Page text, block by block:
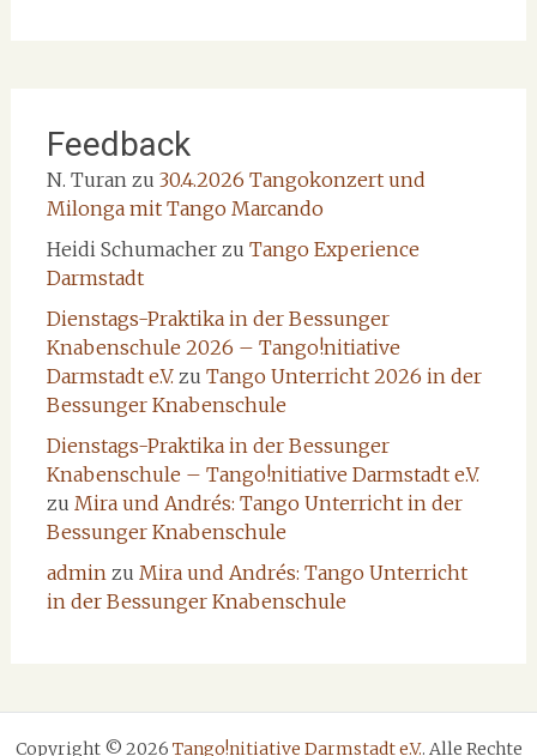
Feedback
N. Turan zu 30.4.2026 Tangokonzert und
Milonga mit Tango Marcando
Heidi Schumacherzu Tango Experience
Darmstadt
Dienstags-Praktika in der Bessunger
Knabenschule 2026 – Tango!nitiative
Darmstadt e.V.zu Tango Unterricht 2026 in der
Bessunger Knabenschule
Dienstags-Praktika in der Bessunger
Knabenschule – Tango!nitiative Darmstadt e.V.
zu Mira und Andrés: Tango Unterricht in der
Bessunger Knabenschule
admin zu Mira und Andrés: Tango Unterricht
in der Bessunger Knabenschule
Copyright © 2026 Tango!nitiative Darmstadt e.V.. Alle Rechte